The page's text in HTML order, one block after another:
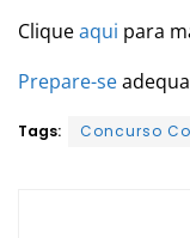
Cliqueaqui para
Prepare-se
Tags: Concurso